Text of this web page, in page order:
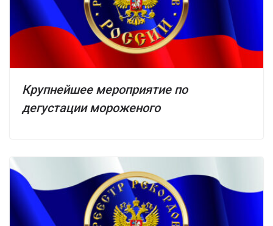
Крупнейшее мероприятие по
дегустации мороженого